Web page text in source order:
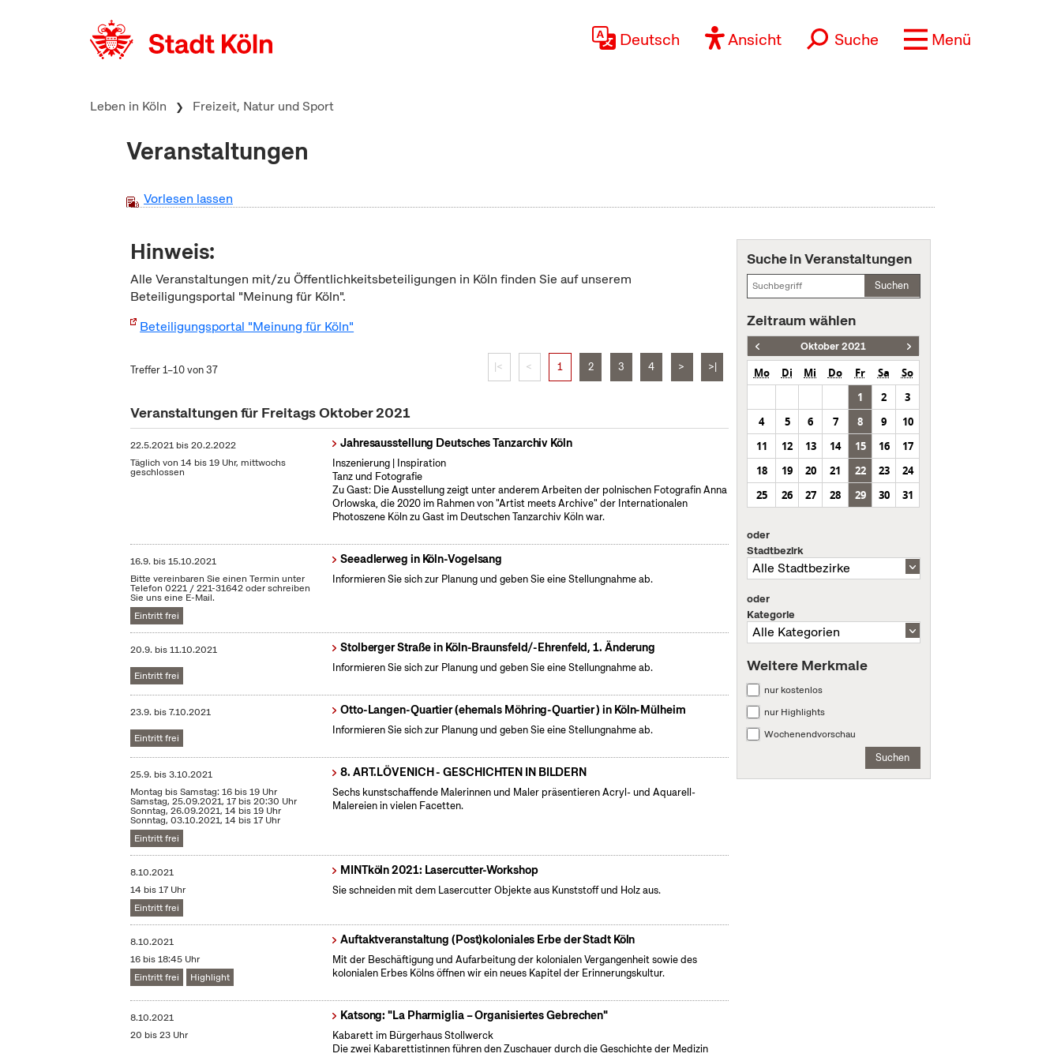
Deutsch Ansicht Suche Menü
Leben in Köln Freizeit, Natur und Sport
Veranstaltungen
Vorlesen lassen
Hinweis:
Alle Veranstaltungen mit/zu Öffentlichkeitsbeteiligungen in Köln finden Sie auf unserem
Beteiligungsportal "Meinung für Köln".
Beteiligungsportal "Meinung für Köln"
Treffer 1–10 von 37 |< < 1 2 3 4 > >|
Veranstaltungen für Freitags Oktober 2021
22.5.2021 bis20.2.2022
Täglich von 14 bis 19 Uhr, mittwochs
geschlossen
Jahresausstellung Deutsches Tanzarchiv Köln
Inszenierung | Inspiration
Tanz und Fotografie
Zu Gast: Die Ausstellung zeigt unter anderem Arbeiten der polnischen Fotografin Anna
Orlowska, die 2020 im Rahmen von "Artist meets Archive" der Internationalen
Photoszene Köln zu Gast im Deutschen Tanzarchiv Köln war.
16.9. bis15.10.2021
Bitte vereinbaren Sie einen Termin unter
Telefon 0221 / 221-31642 oder schreiben
Sie uns eine E-Mail.
Eintritt frei
Seeadlerweg in Köln-Vogelsang
Informieren Sie sich zur Planung und geben Sie eine Stellungnahme ab.
20.9. bis11.10.2021
Eintritt frei
Stolberger Straße in Köln-Braunsfeld/-Ehrenfeld, 1. Änderung
Informieren Sie sich zur Planung und geben Sie eine Stellungnahme ab.
23.9. bis7.10.2021
Eintritt frei
Otto-Langen-Quartier (ehemals Möhring-Quartier ) in Köln-Mülheim
Informieren Sie sich zur Planung und geben Sie eine Stellungnahme ab.
25.9. bis3.10.2021
Montag bis Samstag: 16 bis 19 Uhr
Samstag, 25.09.2021, 17 bis 20:30 Uhr
Sonntag, 26.09.2021, 14 bis 19 Uhr
Sonntag, 03.10.2021, 14 bis 17 Uhr
Eintritt frei
8. ART.LÖVENICH - GESCHICHTEN IN BILDERN
Sechs kunstschaffende Malerinnen und Maler präsentieren Acryl- und Aquarell-
Malereien in vielen Facetten.
8.10.2021
14 bis 17 Uhr
Eintritt frei
MINTköln 2021: Lasercutter-Workshop
Sie schneiden mit dem Lasercutter Objekte aus Kunststoff und Holz aus.
8.10.2021
16 bis 18:45 Uhr
Eintritt frei
Highlight
Auftaktveranstaltung (Post)koloniales Erbe der Stadt Köln
Mit der Beschäftigung und Aufarbeitung der kolonialen Vergangenheit sowie des
kolonialen Erbes Kölns öffnen wir ein neues Kapitel der Erinnerungskultur.
8.10.2021
20 bis 23 Uhr
Katsong: "La Pharmiglia – Organisiertes Gebrechen"
Kabarett im Bürgerhaus Stollwerck
Die zwei Kabarettistinnen führen den Zuschauer durch die Geschichte der Medizin
Suche in Veranstaltungen
Suchen
Zeitraum wählen
Oktober 2021
Mo Di Mi Do Fr Sa
So
1
2
3
4
5 6 7 8 9
10
11
12 13 14 15 16
17
18
19 20 21 22 23
24
25
26 27 28 29 30 31
oder
Stadtbezirk
oder
Kategorie
Weitere Merkmale
nur kostenlos
nur Highlights
Wochenendvorschau
Suchen